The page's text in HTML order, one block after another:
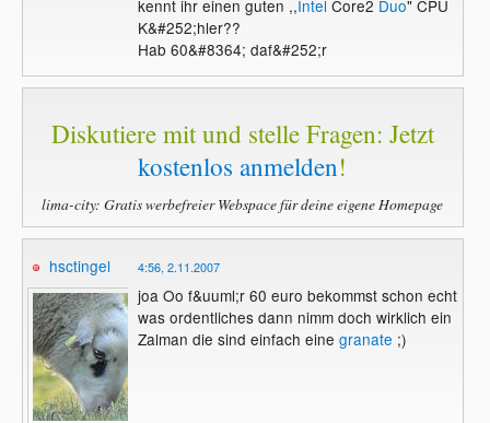
kennt ihr einen guten ,,Intel Core2 Duo" CPU
K&#252;hler??
Hab 60&#8364; daf&#252;r
Diskutiere mit und stelle Fragen: Jetzt
kostenlos anmelden!
lima-city: Gratis werbefreier Webspace für deine eigene Homepage
hsctingel 4:56, 2.11.2007
joa Oo f&uuml;r 60 euro bekommst schon echt
was ordentliches dann nimm doch wirklich ein
Zalman die sind einfach eine granate ;)